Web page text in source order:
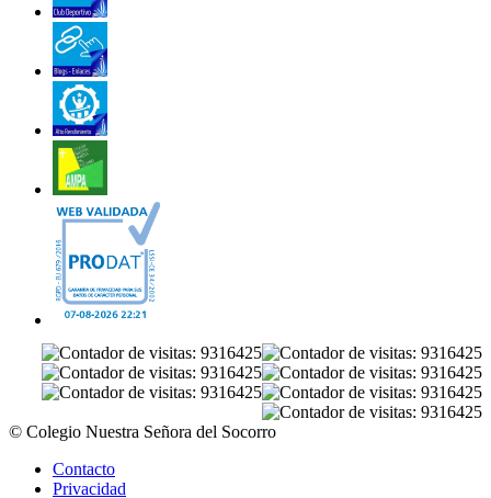
© Colegio Nuestra Señora del Socorro
Contacto
Privacidad